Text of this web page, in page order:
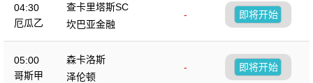
04:30
厄瓜乙
查卡里塔斯SC
-
坎巴亚金融
即将开始
05:00
哥斯甲
森卡洛斯
-
泽伦顿
即将开始